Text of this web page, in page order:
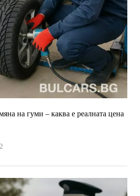
на гуми – каква е реалната цена